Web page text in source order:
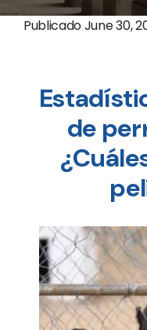
PublicadoJune 30,
de